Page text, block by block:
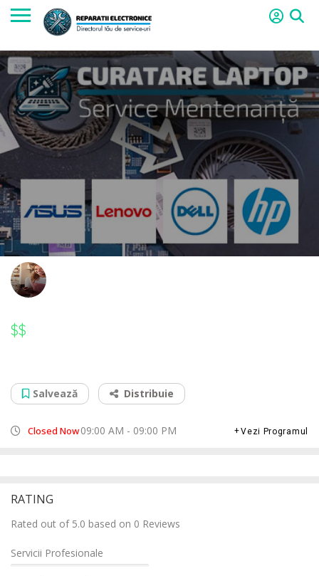
$$
Salvează
Distribuie
Closed Now09:00 AM - 09:00 PM Vezi Programul
RATING
Rated out of 5.0 based on 0 Reviews
Servicii Profesionale